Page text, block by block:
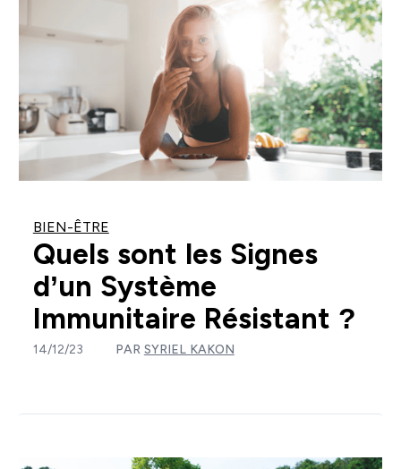
BIEN-ÊTRE
Quels sont les Signes
d’un Système
Immunitaire Résistant ?
14/12/23 PAR SYRIEL KAKON